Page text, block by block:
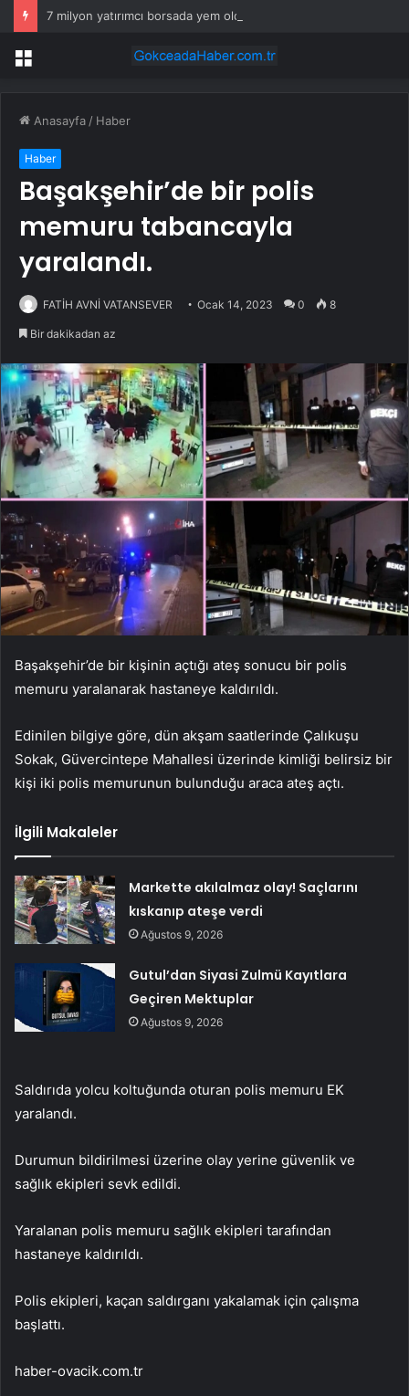
7 milyon yatırımcı borsada yem oldu
Menü
Anasayfa / Haber
Haber
Başakşehir’de bir polis
memuru tabancayla
yaralandı.
FATİH AVNİ VATANSEVER Ocak 14, 2023 0 8
Bir dakikadan az
Başakşehir’de bir kişinin açtığı ateş sonucu bir polis
memuru yaralanarak hastaneye kaldırıldı.
Edinilen bilgiye göre, dün akşam saatlerinde Çalıkuşu
Sokak, Güvercintepe Mahallesi üzerinde kimliği belirsiz bir
kişi iki polis memurunun bulunduğu araca ateş açtı.
İlgili Makaleler
Markette akılalmaz olay! Saçlarını
kıskanıp ateşe verdi
Ağustos 9, 2026
Gutul’dan Siyasi Zulmü Kayıtlara
Geçiren Mektuplar
Ağustos 9, 2026
Saldırıda yolcu koltuğunda oturan polis memuru EK
yaralandı.
Durumun bildirilmesi üzerine olay yerine güvenlik ve
sağlık ekipleri sevk edildi.
Yaralanan polis memuru sağlık ekipleri tarafından
hastaneye kaldırıldı.
Polis ekipleri, kaçan saldırganı yakalamak için çalışma
başlattı.
haber-ovacik.com.tr